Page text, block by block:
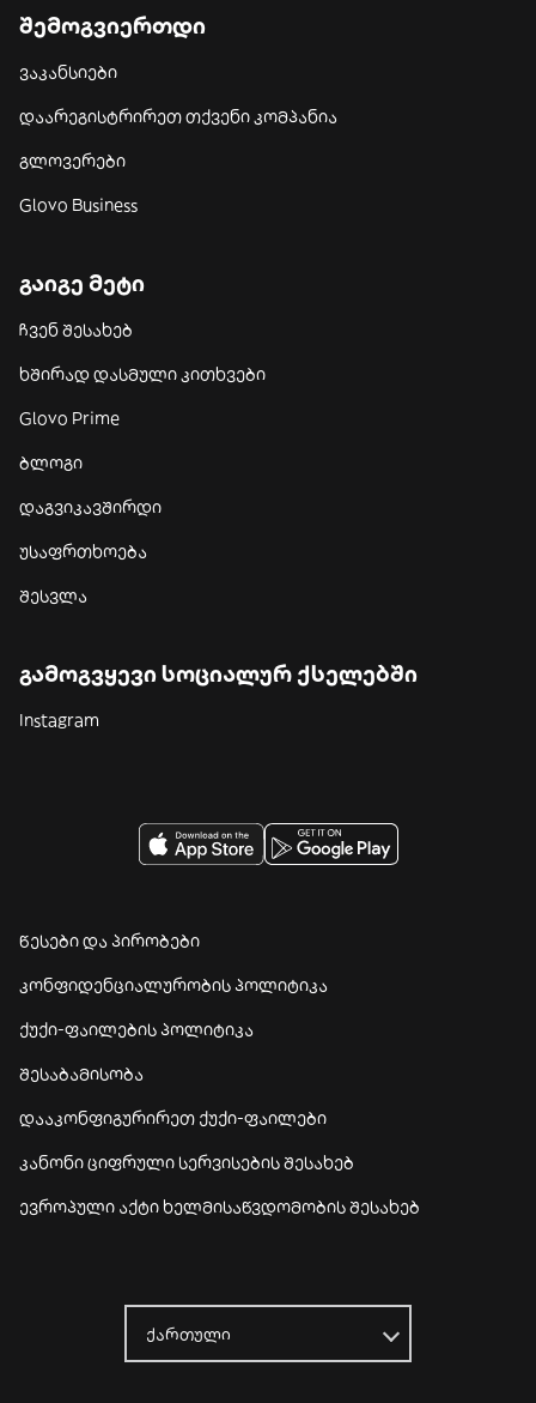
შემოგვიერთდი
ვაკანსიები
დაარეგისტრირეთ თქვენი კომპანია
გლოვერები
Glovo Business
გაიგე მეტი
ჩვენ შესახებ
ხშირად დასმული კითხვები
Glovo Prime
ბლოგი
დაგვიკავშირდი
უსაფრთხოება
შესვლა
გამოგვყევი სოციალურ ქსელებში
Instagram
წესები და პირობები
კონფიდენციალურობის პოლიტიკა
ქუქი-ფაილების პოლიტიკა
შესაბამისობა
დააკონფიგურირეთ ქუქი-ფაილები
კანონი ციფრული სერვისების შესახებ
ევროპული აქტი ხელმისაწვდომობის შესახებ